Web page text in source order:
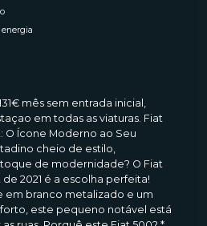
energia
mês sem entrada inicial,
em todas as viaturas. Fiat
O Ícone Moderno ao Seu
cheio de estilo,
de modernidade? O Fiat
2021 é a escolha perfeita!
em branco metalizado e um
este pequeno notável está